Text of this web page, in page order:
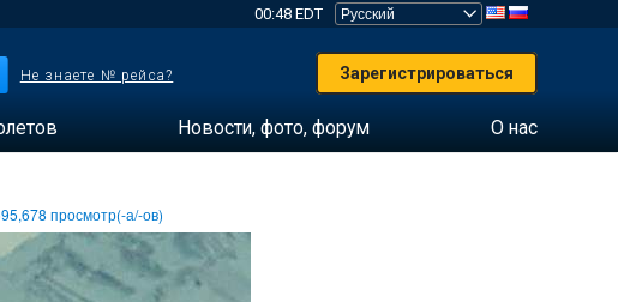
00:48 EDT
Не знаете № рейса? Зарегистрироваться
Новости, фото, форум О нас
просмотр(-а/-ов)